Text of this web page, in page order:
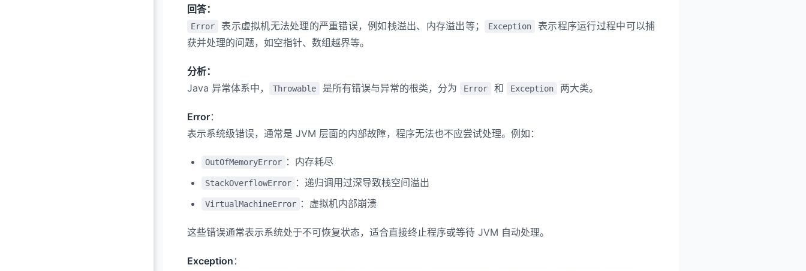
回答：
Error 表示虚拟机无法处理的严重错误，例如栈溢出、内存溢出等； Exception
表示程序运行过程中可以捕
获并处理的问题，如空指针、数组越界等。
分析：
Java 异常体系中，
Throwable 是所有错误与异常的根类，分为 Error 和 Exception 两大类。
Error：
表示系统级错误，通常是 JVM 层面的内部故障，程序无法也不应尝试处理。例如：
OutOfMemoryError ：内存耗尽
StackOverflowError ：递归调用过深导致栈空间溢出
VirtualMachineError ：虚拟机内部崩溃
这些错误通常表示系统处于不可恢复状态，适合直接终止程序或等待 JVM 自动处理。
Exception ：